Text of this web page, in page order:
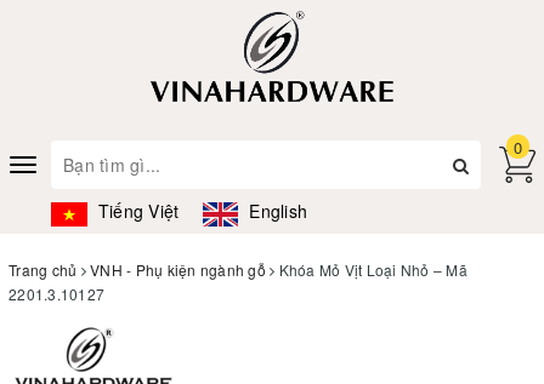
Toggle
navigation
Tiếng Việt English
0
Trang chủ VNH - Phụ kiện ngành gỗ
Khóa Mỏ Vịt Loại Nhỏ – Mã
2201.3.10127